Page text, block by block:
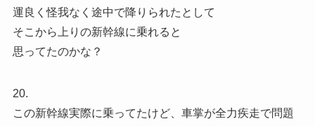
運良く怪我なく途中で降りられたとして
そこから上りの新幹線に乗れると
思ってたのかな？
20.
この新幹線実際に乗ってたけど、車掌が全力疾走で問題